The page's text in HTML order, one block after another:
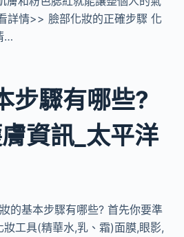
詳情>> 臉部化妝的正確步驟 化
…
步驟有哪些?
膚資訊_太平洋
的基本步驟有哪些? 首先你要準
工具(精華水,乳、霜)面膜,眼影,